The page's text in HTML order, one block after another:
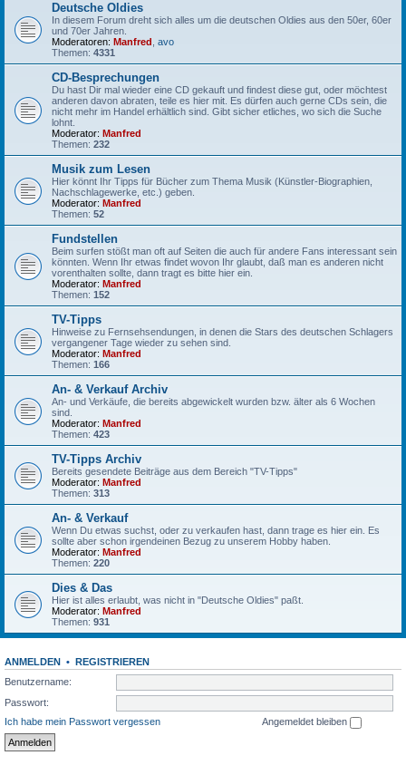
Deutsche Oldies
In diesem Forum dreht sich alles um die deutschen Oldies aus den 50er, 60er
und 70er Jahren.
Moderatoren: Manfred avo
Themen: 4331
CD-Besprechungen
Du hast Dir mal wieder eine CD gekauft und findest diese gut, oder möchtest
anderen davon abraten, teile es hier mit. Es dürfen auch gerne CDs sein, die
nicht mehr im Handel erhältlich sind. Gibt sicher etliches, wo sich die Suche
lohnt.
Moderator: Manfred
Themen: 232
Musik zum Lesen
Hier könnt Ihr Tipps für Bücher zum Thema Musik (Künstler-Biographien,
Nachschlagewerke, etc.) geben.
Moderator: Manfred
Themen: 52
Fundstellen
Beim surfen stößt man oft auf Seiten die auch für andere Fans interessant sein
könnten. Wenn Ihr etwas findet wovon Ihr glaubt, daß man es anderen nicht
vorenthalten sollte, dann tragt es bitte hier ein.
Moderator: Manfred
Themen: 152
TV-Tipps
Hinweise zu Fernsehsendungen, in denen die Stars des deutschen Schlagers
vergangener Tage wieder zu sehen sind.
Moderator: Manfred
Themen: 166
An- & Verkauf Archiv
An- und Verkäufe, die bereits abgewickelt wurden bzw. älter als 6 Wochen
sind.
Moderator: Manfred
Themen: 423
TV-Tipps Archiv
Bereits gesendete Beiträge aus dem Bereich "TV-Tipps"
Moderator: Manfred
Themen: 313
An- & Verkauf
Wenn Du etwas suchst, oder zu verkaufen hast, dann trage es hier ein. Es
sollte aber schon irgendeinen Bezug zu unserem Hobby haben.
Moderator: Manfred
Themen: 220
Dies & Das
Hier ist alles erlaubt, was nicht in "Deutsche Oldies" paßt.
Moderator: Manfred
Themen: 931
ANMELDEN • REGISTRIEREN
Benutzername:
Passwort:
Ich habe mein Passwort vergessen
Angemeldet bleiben